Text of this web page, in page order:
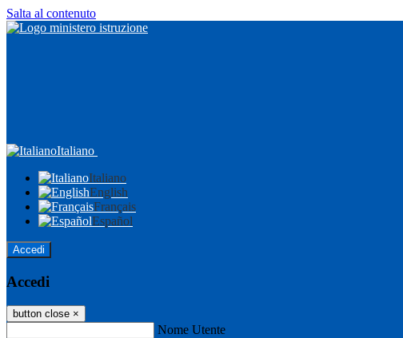
Salta al contenuto
Italiano
Italiano
English
Français
Español
Accedi
Accedi
button close ×
Nome Utente